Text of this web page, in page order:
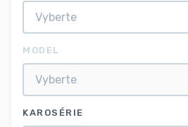
MODEL
KAROSÉRIE